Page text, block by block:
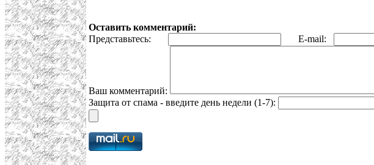
Оставить комментарий:
Представьтесь:
E-mail:
Ваш комментарий:
Защита от спама - введите день недели (1-7):